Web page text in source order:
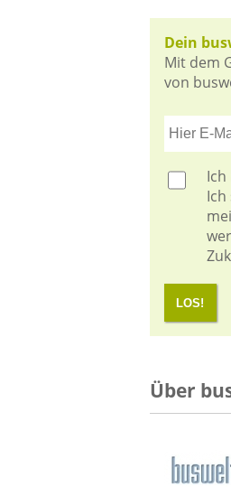
Dein
Mit dem
von
Ich
LOS!
Über